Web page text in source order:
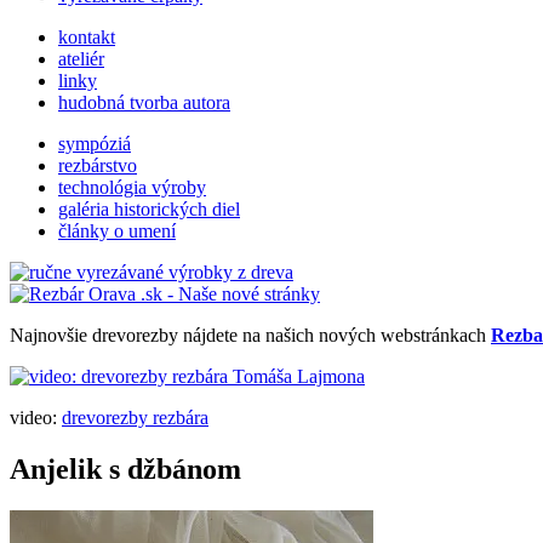
kontakt
ateliér
linky
hudobná tvorba autora
sympóziá
rezbárstvo
technológia výroby
galéria historických diel
články o umení
Najnovšie drevorezby nájdete na našich nových webstránkach
video: drevorezby rezbára
Anjelik s džbánom